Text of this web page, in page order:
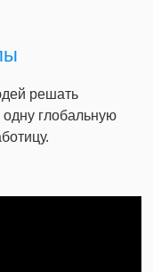
решать
глобальную